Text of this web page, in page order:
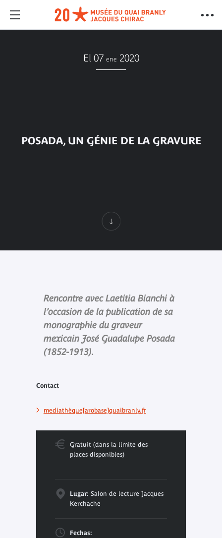
El 07 ene 2020
POSADA, UN GÉNIE DE LA GRAVURE
Rencontre avec Laetitia Bianchi à
l’occasion de la publication de sa
monographie du graveur
mexicain José Guadalupe Posada
(1852-1913).
Contact
mediathèque[arobase]quaibranly.fr
Gratuit (dans la limite des
places disponibles)
Lugar: Salon de lecture Jacques
Kerchache
Fechas: